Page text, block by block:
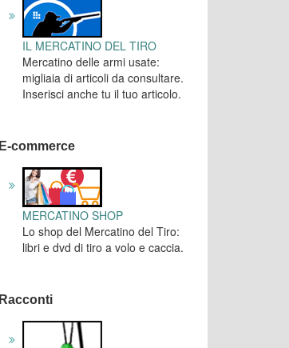
IL MERCATINO DEL TIRO
Mercatino delle armi usate:
migliaia di articoli da consultare.
Inserisci anche tu il tuo articolo.
E-commerce
MERCATINO SHOP
Lo shop del Mercatino del Tiro:
libri e dvd di tiro a volo e caccia.
Racconti